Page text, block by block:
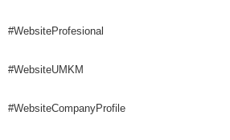
#WebsiteProfesional
#WebsiteUMKM
#WebsiteCompanyProfile